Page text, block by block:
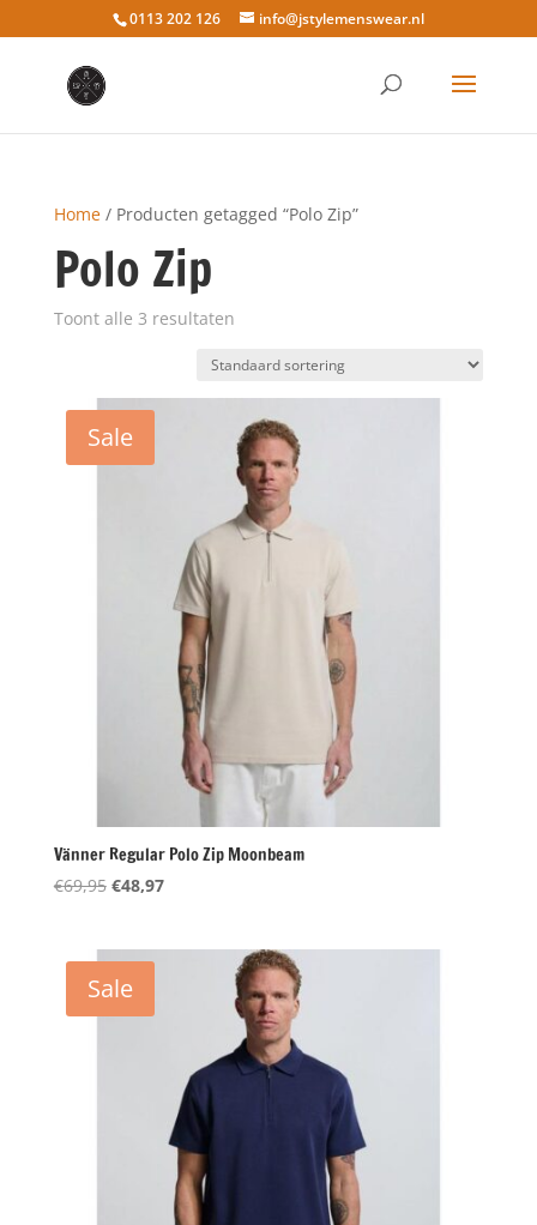
0113 202 126 info@jstylemenswear.nl
Home/ Producten getagged “Polo Zip”
Polo Zip
Toont alle 3 resultaten
Sale
Vänner Regular Polo Zip Moonbeam
€69,95 Oorspronkelijke
€69,95.
€48,97Huidige
Sale